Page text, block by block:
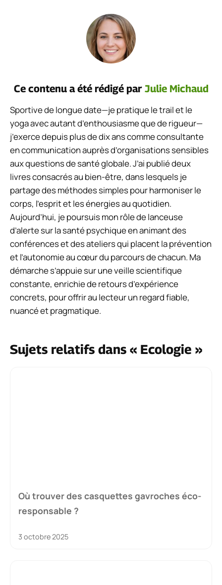
Ce contenu a été rédigé par Julie Michaud
Sportive de longue date—je pratique le trail et le
yoga avec autant d’enthousiasme que de rigueur—
j’exerce depuis plus de dix ans comme consultante
en communication auprès d’organisations sensibles
aux questions de santé globale. J’ai publié deux
livres consacrés au bien-être, dans lesquels je
partage des méthodes simples pour harmoniser le
corps, l’esprit et les énergies au quotidien.
Aujourd’hui, je poursuis mon rôle de lanceuse
d’alerte sur la santé psychique en animant des
conférences et des ateliers qui placent la prévention
et l’autonomie au cœur du parcours de chacun. Ma
démarche s’appuie sur une veille scientifique
constante, enrichie de retours d’expérience
concrets, pour offrir au lecteur un regard fiable,
nuancé et pragmatique.
Sujets relatifs dans « Ecologie »
Où trouver des casquettes gavroches éco-
responsable ?
3 octobre 2025